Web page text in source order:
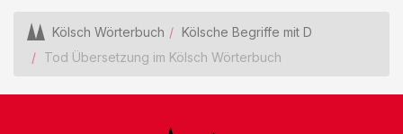
Kölsch Wörterbuch
Kölsche Begriffe mit D
Tod Übersetzung im Kölsch Wörterbuch